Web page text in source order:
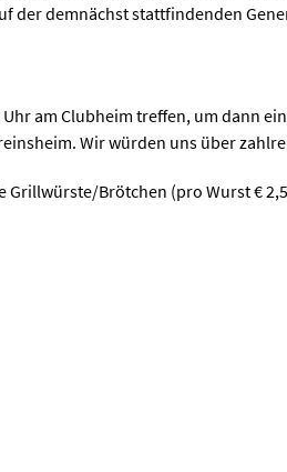
der demnächst stattfindenden
am Clubheim treffen, um dann
Wir würden uns über
Brötchen (pro Wurst €